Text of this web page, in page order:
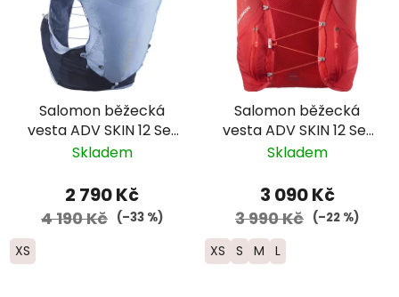
Salomon běžecká
vesta ADV SKIN 12 Set
-dámská - světle
Skladem
2 790 Kč
4 190 Kč (–33 %)
XS
Salomon běžecká
vesta ADV SKIN 12 Set
- červená 2025
Skladem
3 090 Kč
3 990 Kč (–22 %)
XS S M L